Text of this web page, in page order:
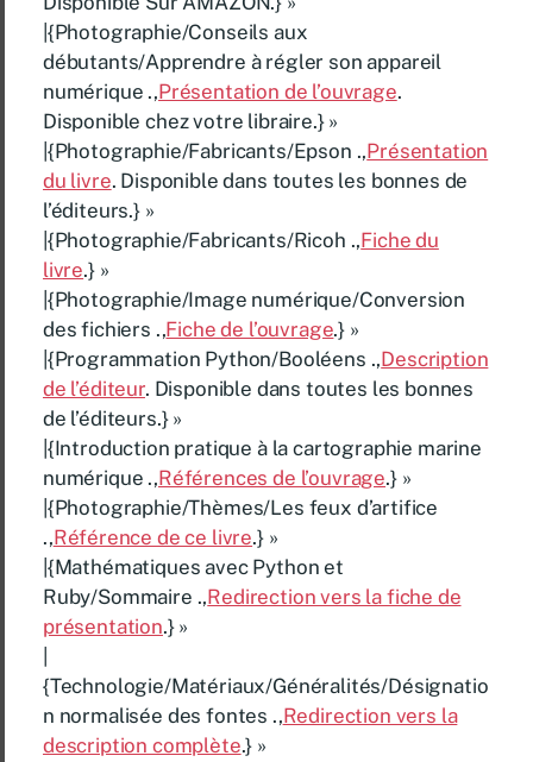
|{Photographie/Conseils aux
débutants/Apprendre à régler son appareil
numérique .,Présentation de l’ouvrage.
Disponible chez votre libraire.} »
|{Photographie/Fabricants/Epson .,Présentation
du livre. Disponible dans toutes les bonnes de
l’éditeurs.} »
|{Photographie/Fabricants/Ricoh .,Fiche du
livre.} »
|{Photographie/Image numérique/Conversion
des fichiers .,Fiche de l’ouvrage.} »
|{Programmation Python/Booléens .,Description
de l’éditeur. Disponible dans toutes les bonnes
de l’éditeurs.} »
|{Introduction pratique à la cartographie marine
numérique .,Références de l’ouvrage.} »
|{Photographie/Thèmes/Les feux d’artifice
.,Référence de ce livre.} »
|{Mathématiques avec Python et
Ruby/Sommaire .,Redirection vers la fiche de
présentation.} »
{Technologie/Matériaux/Généralités/Désignatio
n normalisée des fontes .,Redirection vers la
description complète.} »